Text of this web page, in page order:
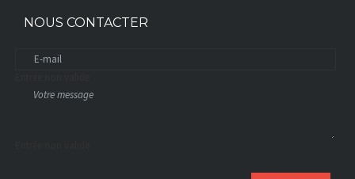
NOUS CONTACTER